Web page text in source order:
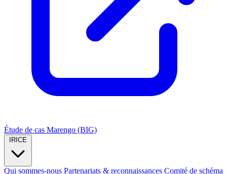
Étude de cas Marengo (BIG)
IRICE
Qui sommes-nous Partenariats & reconnaissances Comité de schéma